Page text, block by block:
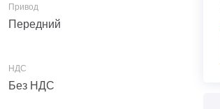
Передний
Без НДС